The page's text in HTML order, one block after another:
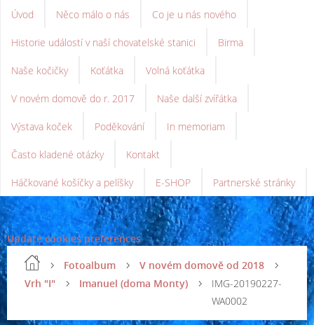
Úvod Něco málo o nás Co je u nás nového
Historie událostí v naší chovatelské stanici Birma
Naše kočičky Koťátka Volná koťátka
V novém domově do r. 2017 Naše další zvířátka
Výstava koček Poděkování In memoriam
Často kladené otázky Kontakt
Háčkované košíčky a pelíšky E-SHOP Partnerské stránky
Update cookies preferences
Fotoalbum
V novém domově od 2018
Vrh "I"
Imanuel (doma Monty)
IMG-20190227-
WA0002